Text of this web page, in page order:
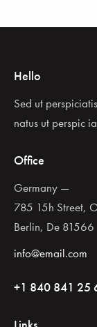
Hello
Sed ut
natus ut perspic
Office
Germany —
785 15h Street,
Berlin, De 81566
info@email.com
+1 840 841 25